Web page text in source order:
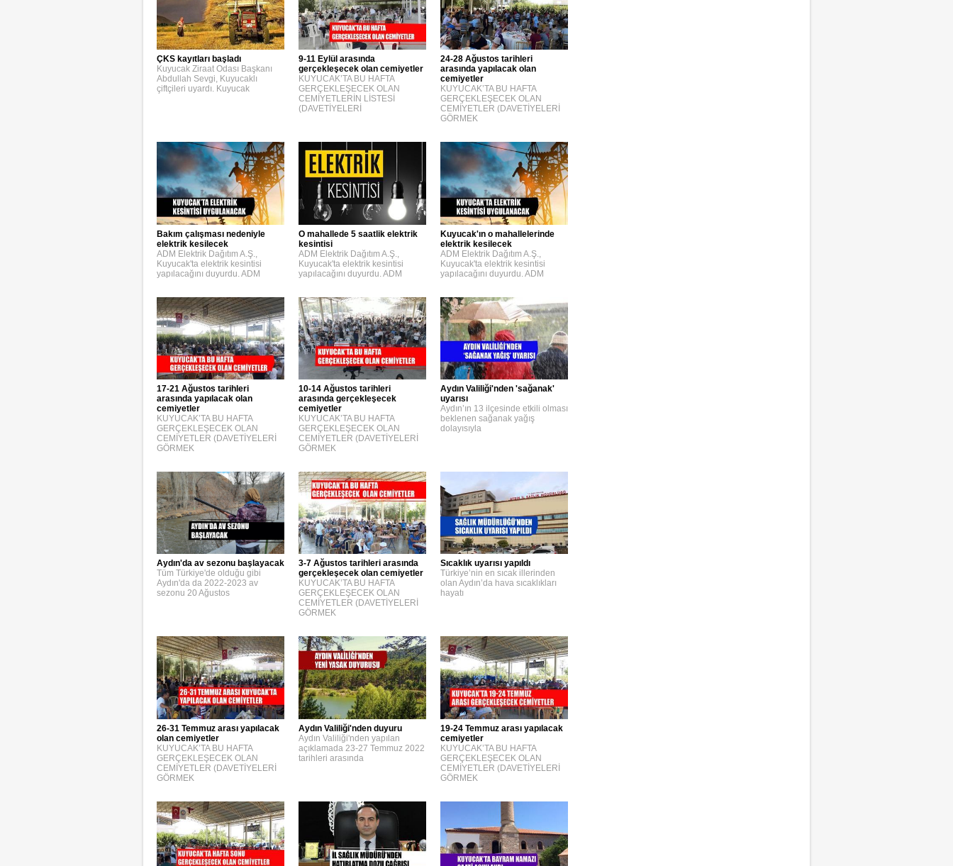
ÇKS kayıtları başladı
Kuyucak Ziraat Odası Başkanı
Abdullah Sevgi, Kuyucaklı
çiftçileri uyardı. Kuyucak
9-11 Eylül arasında
gerçekleşecek olan cemiyetler
KUYUCAK’TA BU HAFTA
GERÇEKLEŞECEK OLAN
CEMİYETLERİN LİSTESİ
(DAVETİYELERİ
24-28 Ağustos tarihleri
arasında yapılacak olan
cemiyetler
KUYUCAK’TA BU HAFTA
GERÇEKLEŞECEK OLAN
CEMİYETLER (DAVETİYELERİ
GÖRMEK
Bakım çalışması nedeniyle
elektrik kesilecek
ADM Elektrik Dağıtım A.Ş.,
Kuyucak'ta elektrik kesintisi
yapılacağını duyurdu. ADM
O mahallede 5 saatlik elektrik
kesintisi
ADM Elektrik Dağıtım A.Ş.,
Kuyucak'ta elektrik kesintisi
yapılacağını duyurdu. ADM
Kuyucak'ın o mahallelerinde
elektrik kesilecek
ADM Elektrik Dağıtım A.Ş.,
Kuyucak'ta elektrik kesintisi
yapılacağını duyurdu. ADM
17-21 Ağustos tarihleri
arasında yapılacak olan
cemiyetler
KUYUCAK’TA BU HAFTA
GERÇEKLEŞECEK OLAN
CEMİYETLER (DAVETİYELERİ
GÖRMEK
10-14 Ağustos tarihleri
arasında gerçekleşecek
cemiyetler
KUYUCAK’TA BU HAFTA
GERÇEKLEŞECEK OLAN
CEMİYETLER (DAVETİYELERİ
GÖRMEK
Aydın Valiliği'nden 'sağanak'
uyarısı
Aydın’ın 13 ilçesinde etkili olması
beklenen sağanak yağış
dolayısıyla
Aydın'da av sezonu başlayacak
Tüm Türkiye'de olduğu gibi
Aydın'da da 2022-2023 av
sezonu 20 Ağustos
3-7 Ağustos tarihleri arasında
gerçekleşecek olan cemiyetler
KUYUCAK’TA BU HAFTA
GERÇEKLEŞECEK OLAN
CEMİYETLER (DAVETİYELERİ
GÖRMEK
Sıcaklık uyarısı yapıldı
Türkiye’nin en sıcak illerinden
olan Aydın’da hava sıcaklıkları
hayatı
26-31 Temmuz arası yapılacak
olan cemiyetler
KUYUCAK’TA BU HAFTA
GERÇEKLEŞECEK OLAN
CEMİYETLER (DAVETİYELERİ
GÖRMEK
Aydın Valiliği'nden duyuru
Aydın Valiliği'nden yapılan
açıklamada 23-27 Temmuz 2022
tarihleri arasında
19-24 Temmuz arası yapılacak
cemiyetler
KUYUCAK’TA BU HAFTA
GERÇEKLEŞECEK OLAN
CEMİYETLER (DAVETİYELERİ
GÖRMEK